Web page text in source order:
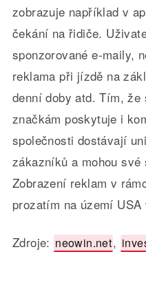
zobrazuje například v
čekání na řidiče.
sponzorované e-maily,
reklama při jízdě na
denní doby atd. Tím, že
značkám poskytuje i
společnosti dostávají
zákazníků a mohou své
Zobrazení reklam v
prozatím na území
Zdroje: neowin.net,